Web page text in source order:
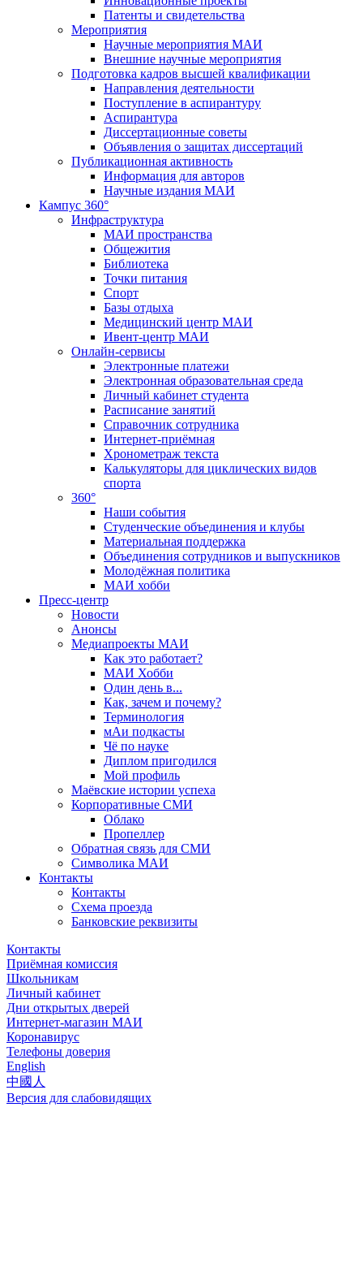
Патенты и свидетельства
Мероприятия
Научные мероприятия МАИ
Внешние научные мероприятия
Подготовка кадров высшей квалификации
Направления деятельности
Поступление в аспирантуру
Аспирантура
Диссертационные советы
Объявления о защитах диссертаций
Публикационная активность
Информация для авторов
Научные издания МАИ
Кампус 360°
Инфраструктура
МАИ пространства
Общежития
Библиотека
Точки питания
Спорт
Базы отдыха
Медицинский центр МАИ
Ивент-центр МАИ
Онлайн-сервисы
Электронные платежи
Электронная образовательная среда
Личный кабинет студента
Расписание занятий
Справочник сотрудника
Интернет-приёмная
Хронометраж текста
Калькуляторы для циклических видов
спорта
360°
Наши события
Студенческие объединения и клубы
Материальная поддержка
Объединения сотрудников и выпускников
Молодёжная политика
МАИ хобби
Пресс-центр
Новости
Анонсы
Медиапроекты МАИ
Как это работает?
МАИ Хобби
Один день в...
Как, зачем и почему?
Терминология
мАи подкасты
Чё по науке
Диплом пригодился
Мой профиль
Маёвские истории успеха
Корпоративные СМИ
Облако
Пропеллер
Обратная связь для СМИ
Символика МАИ
Контакты
Контакты
Схема проезда
Банковские реквизиты
Контакты
Приёмная комиссия
Школьникам
Личный кабинет
Дни открытых дверей
Интернет-магазин МАИ
Коронавирус
Телефоны доверия
English
中國人
Версия для слабовидящих